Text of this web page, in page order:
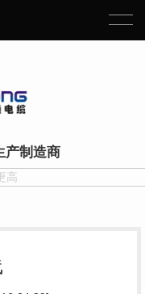
产制造商
高